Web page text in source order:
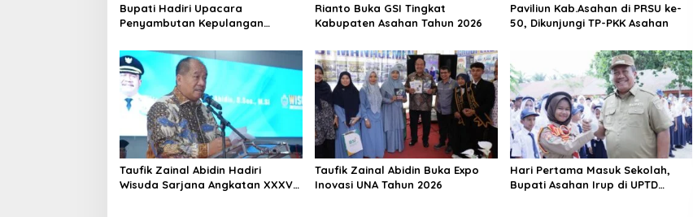
s
Bupati Hadiri Upacara
Penyambutan Kepulangan
Tahun 2026
Rianto Buka GSI Tingkat
Kabupaten Asahan Tahun 2026
Paviliun Kab.Asahan di PRSU ke-
50, Dikunjungi TP-PKK Asahan
Taufik Zainal Abidin Hadiri
Wisuda Sarjana Angkatan XXXVI
Taufik Zainal Abidin Buka Expo
Inovasi UNA Tahun 2026
Hari Pertama Masuk Sekolah,
Bupati Asahan Irup di UPTD